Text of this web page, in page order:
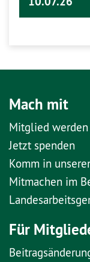
Mach mit
Mitglied werden
Jetzt spenden
Komm in
Mitmachen im
Für